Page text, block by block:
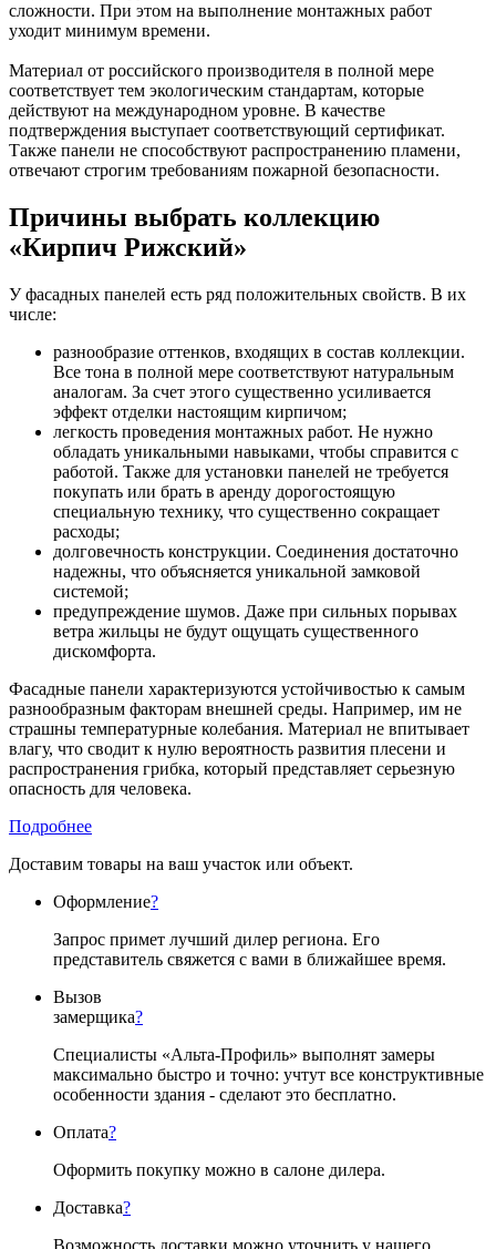
сложности. При этом на выполнение монтажных работ
уходит минимум времени.
Материал от российского производителя в полной мере
соответствует тем экологическим стандартам, которые
действуют на международном уровне. В качестве
подтверждения выступает соответствующий сертификат.
Также панели не способствуют распространению пламени,
отвечают строгим требованиям пожарной безопасности.
Причины выбрать коллекцию
«Кирпич Рижский»
У фасадных панелей есть ряд положительных свойств. В их
числе:
разнообразие оттенков, входящих в состав коллекции.
Все тона в полной мере соответствуют натуральным
аналогам. За счет этого существенно усиливается
эффект отделки настоящим кирпичом;
легкость проведения монтажных работ. Не нужно
обладать уникальными навыками, чтобы справится с
работой. Также для установки панелей не требуется
покупать или брать в аренду дорогостоящую
специальную технику, что существенно сокращает
расходы;
долговечность конструкции. Соединения достаточно
надежны, что объясняется уникальной замковой
системой;
предупреждение шумов. Даже при сильных порывах
ветра жильцы не будут ощущать существенного
дискомфорта.
Фасадные панели характеризуются устойчивостью к самым
разнообразным факторам внешней среды. Например, им не
страшны температурные колебания. Материал не впитывает
влагу, что сводит к нулю вероятность развития плесени и
распространения грибка, который представляет серьезную
опасность для человека.
Подробнее
Доставим товары на ваш участок или объект.
Оформление?
Запрос примет лучший дилер региона. Его
представитель свяжется с вами в ближайшее время.
Вызов
замерщика?
Специалисты «Альта-Профиль» выполнят замеры
максимально быстро и точно: учтут все конструктивные
особенности здания - сделают это бесплатно.
Оплата?
Оформить покупку можно в салоне дилера.
Доставка?